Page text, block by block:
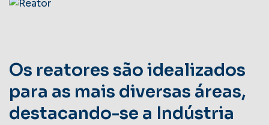
Os reatores são idealizados
para as mais diversas áreas,
destacando-se a Indústria